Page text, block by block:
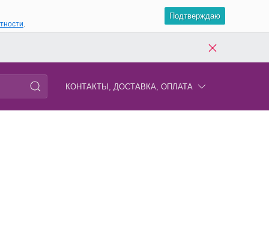
.
Подтверждаю
КОНТАКТЫ, ДОСТАВКА, ОПЛАТА